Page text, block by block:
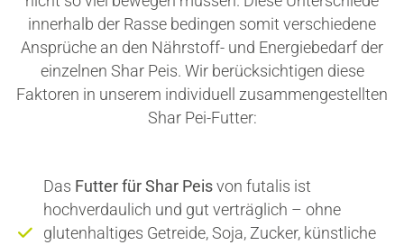
innerhalb der Rasse bedingen somit verschiedene
Ansprüche an den Nährstoff- und Energiebedarf der
einzelnen Shar Peis. Wir berücksichtigen diese
Faktoren in unserem individuell zusammengestellten
Shar Pei-Futter:
Das Futter für Shar Peisvon futalis ist
hochverdaulich und gut verträglich – ohne
glutenhaltiges Getreide, Soja, Zucker, künstliche